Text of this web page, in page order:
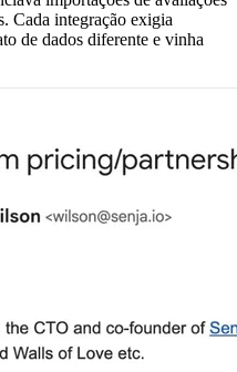
Cada integração exigia
de dados diferente e vinha